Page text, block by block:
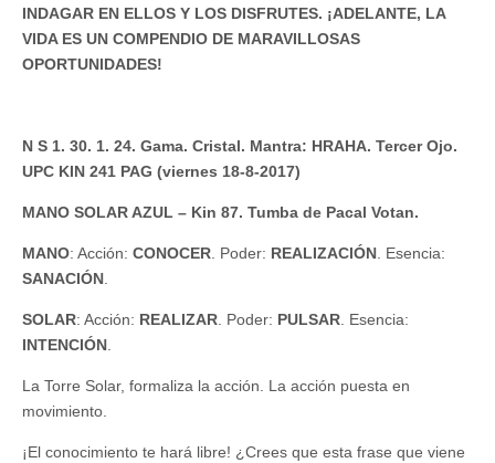
INDAGAR EN ELLOS Y LOS DISFRUTES. ¡ADELANTE, LA
VIDA ES UN COMPENDIO DE MARAVILLOSAS
OPORTUNIDADES!
N S 1. 30. 1. 24. Gama. Cristal. Mantra: HRAHA. Tercer Ojo.
UPC KIN 241 PAG (viernes 18-8-2017)
MANO SOLAR AZUL – Kin 87. Tumba de Pacal Votan.
MANO: Acción: CONOCER. Poder: REALIZACIÓN. Esencia:
SANACIÓN.
SOLAR: Acción: REALIZAR. Poder: PULSAR. Esencia:
INTENCIÓN.
La Torre Solar, formaliza la acción. La acción puesta en
movimiento.
¡El conocimiento te hará libre! ¿Crees que esta frase que viene